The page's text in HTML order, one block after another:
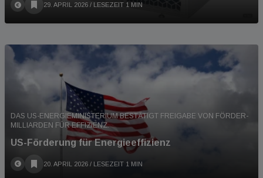
29. APRIL 2026 / LESEZEIT 1 MIN
DAS US-ENERGIEMINISTERIUM BESTÄTIGT FREIGABE VON FÖRDER-
MILLIARDEN FÜR EFFIZIENZ.
US-Förderung für Energieeffizienz
20. APRIL 2026 / LESEZEIT 1 MIN